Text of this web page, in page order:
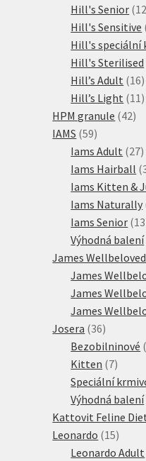
Hill's Senior 12
Hill's Sensitive
Hill's speciální
Hill's Sterilised
Hill’s Adult 1616
Hill’s Light 11 11
HPM granule 4242
IAMS 5959
produktů
Iams Adult 2727
Iams Hairball
Iams Kitten &
Iams Naturally
Iams Senior 13
Výhodná balení
James Wellbeloved
James
James
James
Josera 3636
produktů
Bezobilninové
Kitten 77
Speciální
Výhodná balení
Kattovit Feline
Leonardo 1515
Leonardo Adult